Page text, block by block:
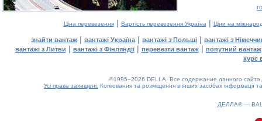
Ціна перевезення| Вартість перевезення Україна | Ціни на
знайти вантаж | вантажі Україна | вантажі з Польщі | вантажі з
вантажі з Литви | вантажі з Фінляндії| перевезти вантаж| попутний вантаж
курс
©1995–2026 DELLA. Все содержание данного
Усі права захищені. Копіювання та розміщення в інших засобах інформації
ДЕЛЛА® —